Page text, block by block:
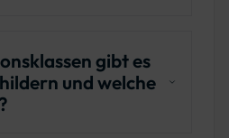
dass sie die
erfüllen (z. B. DIN
und dass das
gibt es
und welche